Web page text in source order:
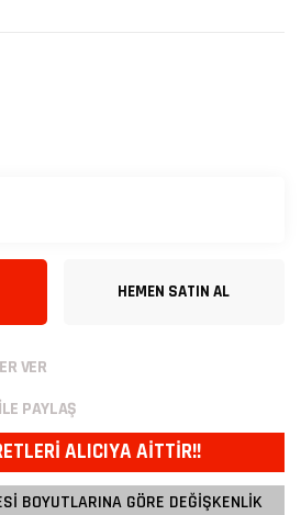
HEMEN SATIN AL
VER
PAYLAŞ
ALICIYA AİTTİR!!
BOYUTLARINA GÖRE DEĞİŞKENLİK